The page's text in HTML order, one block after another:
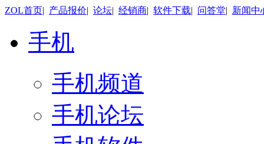
ZOL首页| 产品报价| 论坛| 经销商| 软件下载| 问答堂| 新闻中
手机
手机频道
手机论坛